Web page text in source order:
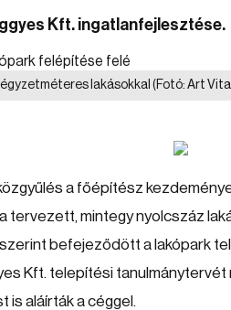
Kft. ingatlanfejlesztése.
lakásokkal (Fotó: Art
a főépítész
mintegy nyolcszáz
befejeződött a lakópark
Kft. telepítési tanulmánytervét
aláírták a céggel.